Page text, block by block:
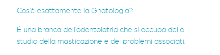
Cos’è esattamente la Gnatologia?
È una branca dell’odontoiatria che si occupa dello
studio della masticazione e dei problemi associati.